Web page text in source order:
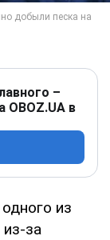
–
OBOZ.UA в
из
за